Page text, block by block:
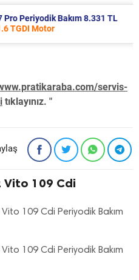
Bakım 8.331 TL
Motor
servis-
tıklayınız. "
Vito 109 Cdi
109 Cdi Periyodik Bakım
109 Cdi Periyodik Bakım